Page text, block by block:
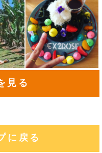
見る
に戻る